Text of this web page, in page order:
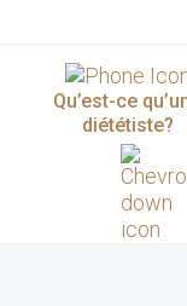
Qu’est-ce
diététiste?